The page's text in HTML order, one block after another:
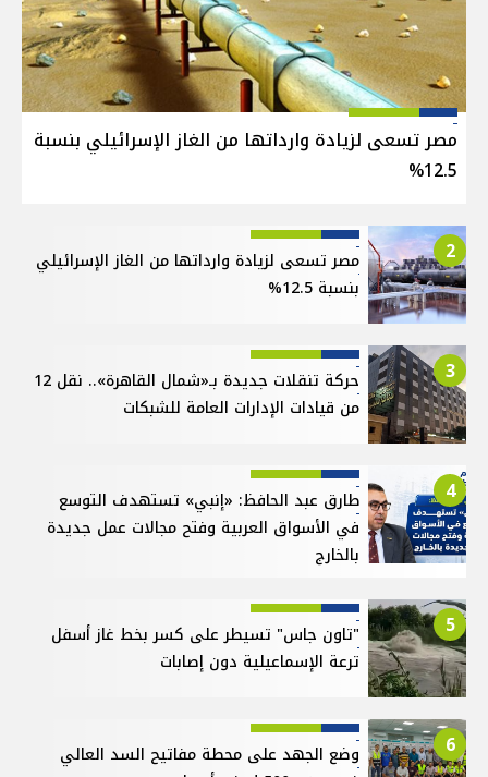
مصر تسعى لزيادة وارداتها من الغاز الإسرائيلي بنسبة
12.5%
2
مصر تسعى لزيادة وارداتها من الغاز الإسرائيلي
بنسبة 12.5%
3
حركة تنقلات جديدة بـ«شمال القاهرة».. نقل 12
من قيادات الإدارات العامة للشبكات
4
طارق عبد الحافظ: «إنبي» تستهدف التوسع
في الأسواق العربية وفتح مجالات عمل جديدة
بالخارج
5
"تاون جاس" تسيطر على كسر بخط غاز أسفل
ترعة الإسماعيلية دون إصابات
6
وضع الجهد على محطة مفاتيح السد العالي